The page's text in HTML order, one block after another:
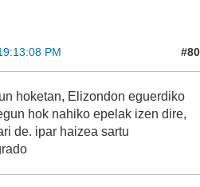
PM #80
hoketan, Elizondon eguerdiko
hok nahiko epelak izen dire,
de. ipar haizea sartu